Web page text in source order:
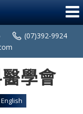
(07)392-9924
English